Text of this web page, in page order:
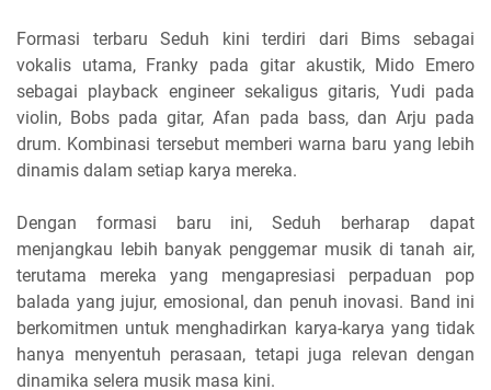
Formasi terbaru Seduh kini terdiri dari Bims sebagai
vokalis utama, Franky pada gitar akustik, Mido Emero
sebagai playback engineer sekaligus gitaris, Yudi pada
violin, Bobs pada gitar, Afan pada bass, dan Arju pada
drum. Kombinasi tersebut memberi warna baru yang lebih
dinamis dalam setiap karya mereka.
Dengan formasi baru ini, Seduh berharap dapat
menjangkau lebih banyak penggemar musik di tanah air,
terutama mereka yang mengapresiasi perpaduan pop
balada yang jujur, emosional, dan penuh inovasi. Band ini
berkomitmen untuk menghadirkan karya-karya yang tidak
hanya menyentuh perasaan, tetapi juga relevan dengan
dinamika selera musik masa kini.